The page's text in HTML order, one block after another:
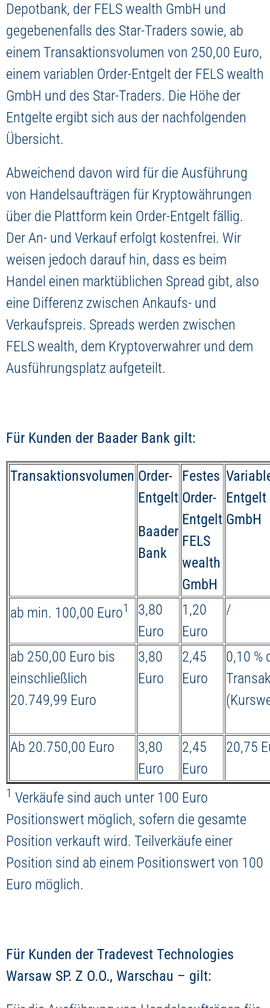
Depotbank, der FELS wealth GmbH und
gegebenenfalls des Star-Traders sowie, ab
einem Transaktionsvolumen von 250,00 Euro,
einem variablen Order-Entgelt der FELS wealth
GmbH und des Star-Traders. Die Höhe der
Entgelte ergibt sich aus der nachfolgenden
Übersicht.
Abweichend davon wird für die Ausführung
von Handelsaufträgen für Kryptowährungen
über die Plattform kein Order-Entgelt fällig.
Der An- und Verkauf erfolgt kostenfrei. Wir
weisen jedoch darauf hin, dass es beim
Handel einen marktüblichen Spread gibt, also
eine Differenz zwischen Ankaufs- und
Verkaufspreis. Spreads werden zwischen
FELS wealth, dem Kryptoverwahrer und dem
Ausführungsplatz aufgeteilt.
Für Kunden der Baader Bank gilt:
Transaktionsvolumen Order-
Entgelt
Baader
Bank
Festes
Order-
Entgelt
FELS
wealth
GmbH
Entgelt
GmbH
ab min. 100,00 Euro1
3,80
Euro
1,20
Euro
/
ab 250,00 Euro bis
einschließlich
20.749,99 Euro
3,80
Euro
2,45
Euro
0,10 %
Ab 20.750,00 Euro
3,80
Euro
2,45
Euro
20,75
1 Verkäufe sind auch unter 100 Euro
Positionswert möglich, sofern die gesamte
Position verkauft wird. Teilverkäufe einer
Position sind ab einem Positionswert von 100
Euro möglich.
Für Kunden der Tradevest Technologies
Warsaw SP. Z O.O., Warschau – gilt: